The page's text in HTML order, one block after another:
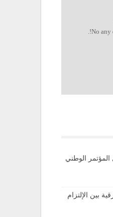
No any
المؤتمر الوطني
بين الإلتزام